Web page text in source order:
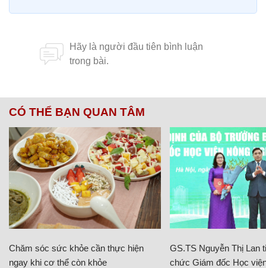
CÓ THỂ BẠN QUAN TÂM
Chăm sóc sức khỏe cần thực hiện
ngay khi cơ thể còn khỏe
GS.TS Nguyễn Thị Lan
chức Giám đốc Học